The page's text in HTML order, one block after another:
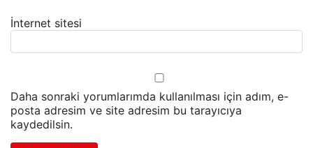
İnternet sitesi
Daha sonraki yorumlarımda kullanılması için adım, e-
posta adresim ve site adresim bu tarayıcıya
kaydedilsin.